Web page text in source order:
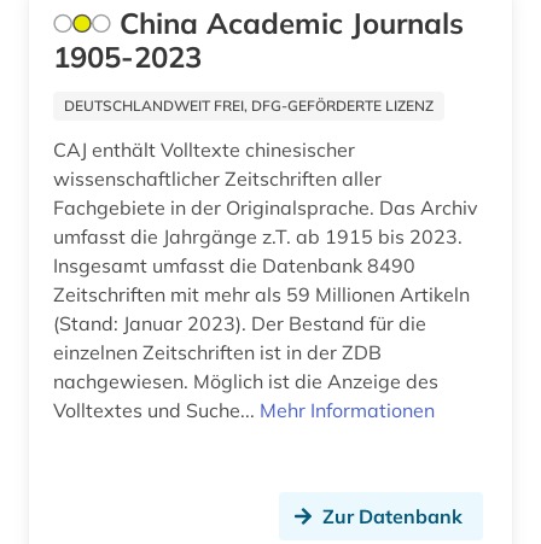
technik (2)
tibetisch (1)
tibetologie (1)
turfan (1)
usa (2)
verbraucherverhalten (1)
China Academic Journals
1905-2023
DEUTSCHLANDWEIT FREI, DFG-GEFÖRDERTE LIZENZ
CAJ enthält Volltexte chinesischer
wissenschaftlicher Zeitschriften aller
Fachgebiete in der Originalsprache. Das Archiv
umfasst die Jahrgänge z.T. ab 1915 bis 2023.
Insgesamt umfasst die Datenbank 8490
Zeitschriften mit mehr als 59 Millionen Artikeln
(Stand: Januar 2023). Der Bestand für die
einzelnen Zeitschriften ist in der ZDB
nachgewiesen. Möglich ist die Anzeige des
Volltextes und Suche... Mehr Informationen
Zur Datenbank